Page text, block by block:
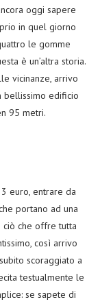
oggi sapere
in quel giorno
le gomme
è un’altra storia.
vicinanze, arrivo
bellissimo edificio
95 metri.
euro, entrare da
portano ad una
che offre tutta
così arrivo
scoraggiato a
testualmente le
se sapete di